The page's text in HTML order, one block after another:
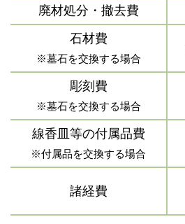
廃材処分・撤去費
石材費
※墓石を交換する場合
彫刻費
※墓石を交換する場合
線香皿等の付属品費
※付属品を交換する場合
諸経費